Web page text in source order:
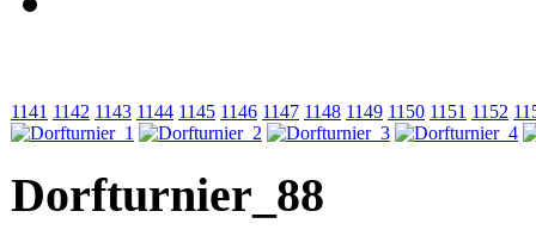
1141 1142 1143 1144 1145 1146 1147 1148 1149 1150 1151 1152
Dorfturnier_88